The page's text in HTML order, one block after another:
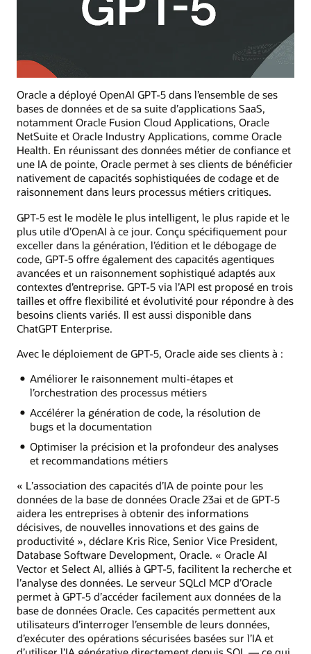
Oracle a déployé OpenAI GPT-5 dans l’ensemble de ses
bases de données et de sa suite d’applications SaaS,
notamment Oracle Fusion Cloud Applications, Oracle
NetSuite et Oracle Industry Applications, comme Oracle
Health. En réunissant des données métier de confiance et
une IA de pointe, Oracle permet à ses clients de bénéficier
nativement de capacités sophistiquées de codage et de
raisonnement dans leurs processus métiers critiques.
GPT-5 est le modèle le plus intelligent, le plus rapide et le
plus utile d’OpenAI à ce jour. Conçu spécifiquement pour
exceller dans la génération, l’édition et le débogage de
code, GPT-5 offre également des capacités agentiques
avancées et un raisonnement sophistiqué adaptés aux
contextes d’entreprise. GPT-5 via l’API est proposé en trois
tailles et offre flexibilité et évolutivité pour répondre à des
besoins clients variés. Il est aussi disponible dans
ChatGPT Enterprise.
Avec le déploiement de GPT-5, Oracle aide ses clients à :
Améliorer le raisonnement multi-étapes et
l’orchestration des processus métiers
Accélérer la génération de code, la résolution de
bugs et la documentation
Optimiser la précision et la profondeur des analyses
et recommandations métiers
« L’association des capacités d’IA de pointe pour les
données de la base de données Oracle 23ai et de GPT-5
aidera les entreprises à obtenir des informations
décisives, de nouvelles innovations et des gains de
productivité », déclare Kris Rice, Senior Vice President,
Database Software Development, Oracle. « Oracle AI
Vector et Select AI, alliés à GPT-5, facilitent la recherche et
l’analyse des données. Le serveur SQLcl MCP d’Oracle
permet à GPT-5 d’accéder facilement aux données de la
base de données Oracle. Ces capacités permettent aux
utilisateurs d’interroger l’ensemble de leurs données,
d’exécuter des opérations sécurisées basées sur l’IA et